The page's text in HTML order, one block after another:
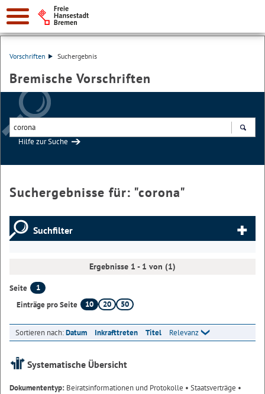
Vorschriften Suchergebnis
Bremische Vorschriften
Hilfe zur Suche
Suchergebnisse für: "corona"
Suchfilter
Ergebnisse 1 - 1 von (1)
Seite
1
Einträge pro Seite
10 20 50
Sortieren nach:Datum Inkrafttreten Titel Relevanz
Systematische Übersicht
Dokumententyp: Beiratsinformationen und Protokolle • Staatsverträge •